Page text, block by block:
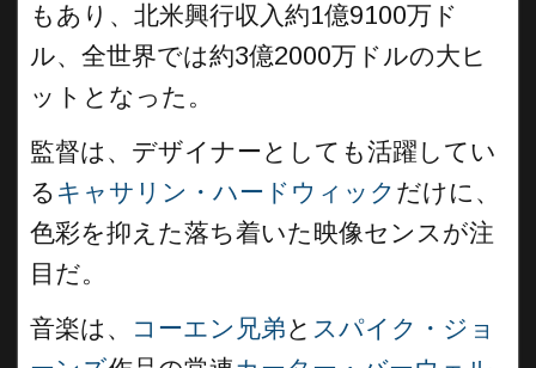
もあり、北米興行収入約1億9100万ド
ル、全世界では約3億2000万ドルの大ヒ
ットとなった。
監督は、デザイナーとしても活躍してい
る キャサリン・ハードウィック だけに、
色彩を抑えた落ち着いた映像センスが注
目だ。
音楽は、
コーエン兄弟と スパイク・ジョ